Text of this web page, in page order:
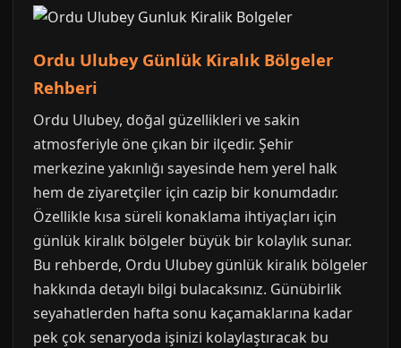
Ordu Ulubey Günlük Kiralık Bölgeler
Rehberi
Ordu Ulubey, doğal güzellikleri ve sakin
atmosferiyle öne çıkan bir ilçedir. Şehir
merkezine yakınlığı sayesinde hem yerel halk
hem de ziyaretçiler için cazip bir konumdadır.
Özellikle kısa süreli konaklama ihtiyaçları için
günlük kiralık bölgeler büyük bir kolaylık sunar.
Bu rehberde, Ordu Ulubey günlük kiralık bölgeler
hakkında detaylı bilgi bulacaksınız. Günübirlik
seyahatlerden hafta sonu kaçamaklarına kadar
pek çok senaryoda işinizi kolaylaştıracak bu